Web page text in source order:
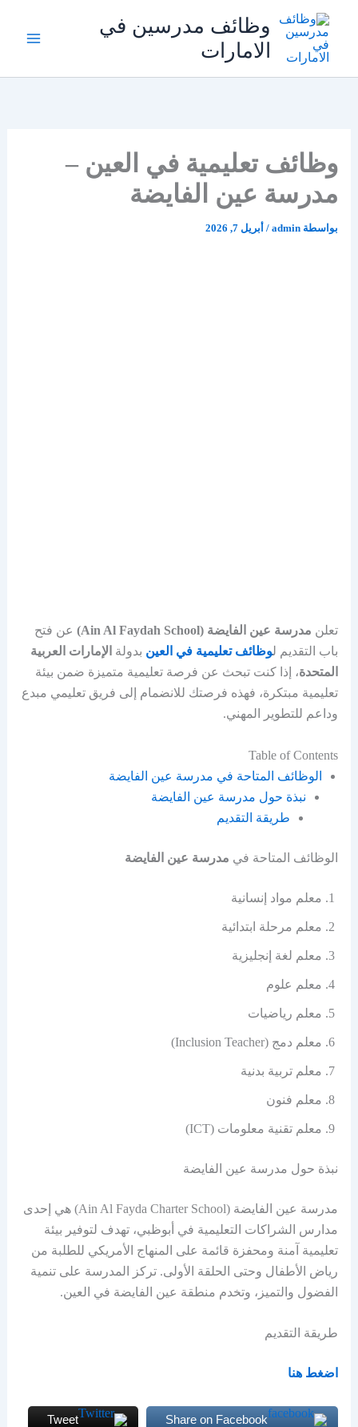
المحتوى
وظائف مدرسين في
الامارات
وظائف تعليمية في العين –
مدرسة عين الفايضة
بواسطة admin
/ أبريل 7, 2026
تعلن مدرسة عين الفايضة (Ain Al Faydah School)
عن فتح
باب التقديم لوظائف تعليمية في العين بدولة الإمارات العربية
المتحدة، إذا كنت تبحث عن فرصة تعليمية متميزة ضمن بيئة
تعليمية مبتكرة، فهذه فرصتك للانضمام إلى فريق تعليمي مبدع
وداعم للتطوير المهني.
Table of Contents
الوظائف المتاحة في مدرسة عين الفايضة
نبذة حول مدرسة عين الفايضة
طريقة التقديم
الوظائف المتاحة في مدرسة عين الفايضة
معلم مواد إنسانية
معلم مرحلة ابتدائية
معلم لغة إنجليزية
معلم علوم
معلم رياضيات
معلم دمج (Inclusion Teacher)
معلم تربية بدنية
معلم فنون
معلم تقنية معلومات (ICT)
نبذة حول مدرسة عين الفايضة
مدرسة عين الفايضة (Ain Al Fayda Charter School) هي إحدى
مدارس الشراكات التعليمية في أبوظبي، تهدف لتوفير بيئة
تعليمية آمنة ومحفزة قائمة على المنهاج الأمريكي للطلبة من
رياض الأطفال وحتى الحلقة الأولى. تركز المدرسة على تنمية
الفضول والتميز، وتخدم منطقة عين الفايضة في العين.
طريقة التقديم
اضغط هنا
Share on Facebook
Tweet